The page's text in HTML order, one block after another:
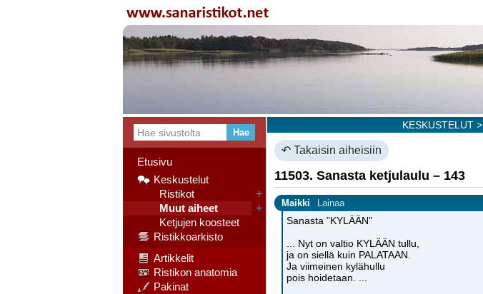
Etusivu
Keskustelut
Ristikot
+
Muut aiheet
+
Ketjujen koosteet
Ristikkoarkisto
Artikkelit
Ristikon anatomia
Pakinat
KESKUSTELUT>
↶ Takaisin aiheisiin
11503. Sanasta ketjulaulu – 143
Maikki Lainaa
Sanasta ”KYLÄÄN”
... Nyt on valtio KYLÄÄN tullu,
ja on siellä kuin PALATAAN.
Ja viimeinen kylähullu
pois hoidetaan. ...